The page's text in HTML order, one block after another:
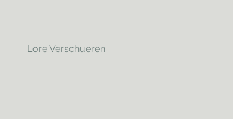
Lore Verschueren